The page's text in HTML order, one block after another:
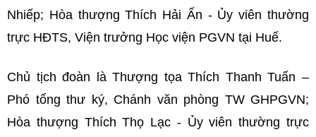
Nhiếp; Hòa thượng Thích Hải Ấn - Ủy viên thường
trực HĐTS, Viện trưởng Học viện PGVN tại Huế.
Chủ tịch đoàn là Thượng tọa Thích Thanh Tuấn –
Phó tổng thư ký, Chánh văn phòng TW GHPGVN;
Hòa thượng Thích Thọ Lạc - Ủy viên thường trực